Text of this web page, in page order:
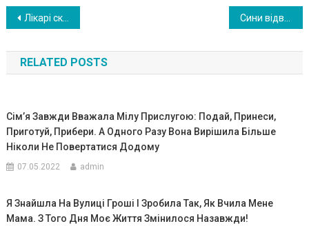
Навигация
по
записям
Лікарі сказали, що мати 2 дітей з таким рідкісним захворюванням неможливо! Але вони помилялися! ВIДЕО
RELATED POSTS
Сім’я Завжди Вважала Мілу Прислугою: Подай, Принеси,
Приготуй, Прибери. А Одного Разу Вона Вирішила Більше
Ніколи Не Повертатися Додому
07.05.2022 admin
Я Знайшла На Вулиці Гроші І Зробила Так, Як Вчила Мене
Мама. З Того Дня Моє Життя Змінилося Назавжди!